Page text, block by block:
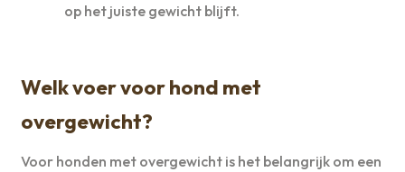
op het juiste gewicht blijft.
Welk voer voor hond met
overgewicht?
Voor honden met overgewicht is het belangrijk om een